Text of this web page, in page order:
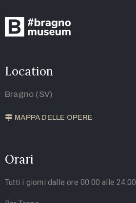
Location
Bragno (SV)
MAPPA DELLE OPERE
Orari
Tutti i giorni dalle ore 00:00 alle 24:00